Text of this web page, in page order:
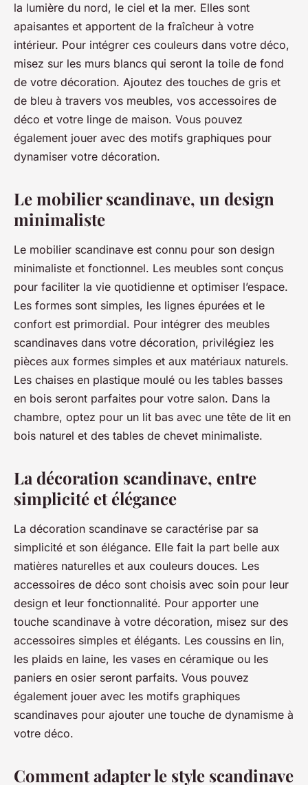
la lumière du nord, le ciel et la mer. Elles sont
apaisantes et apportent de la fraîcheur à votre
intérieur. Pour intégrer ces couleurs dans votre déco,
misez sur les murs blancs qui seront la toile de fond
de votre décoration. Ajoutez des touches de gris et
de bleu à travers vos meubles, vos accessoires de
déco et votre linge de maison. Vous pouvez
également jouer avec des motifs graphiques pour
dynamiser votre décoration.
Le mobilier scandinave, un design
minimaliste
Le mobilier scandinave est connu pour son design
minimaliste et fonctionnel. Les meubles sont conçus
pour faciliter la vie quotidienne et optimiser l’espace.
Les formes sont simples, les lignes épurées et le
confort est primordial. Pour intégrer des meubles
scandinaves dans votre décoration, privilégiez les
pièces aux formes simples et aux matériaux naturels.
Les chaises en plastique moulé ou les tables basses
en bois seront parfaites pour votre salon. Dans la
chambre, optez pour un lit bas avec une tête de lit en
bois naturel et des tables de chevet minimaliste.
La décoration scandinave, entre
simplicité et élégance
La décoration scandinave se caractérise par sa
simplicité et son élégance. Elle fait la part belle aux
matières naturelles et aux couleurs douces. Les
accessoires de déco sont choisis avec soin pour leur
design et leur fonctionnalité. Pour apporter une
touche scandinave à votre décoration, misez sur des
accessoires simples et élégants. Les coussins en lin,
les plaids en laine, les vases en céramique ou les
paniers en osier seront parfaits. Vous pouvez
également jouer avec les motifs graphiques
scandinaves pour ajouter une touche de dynamisme à
votre déco.
Comment adapter le style scandinave